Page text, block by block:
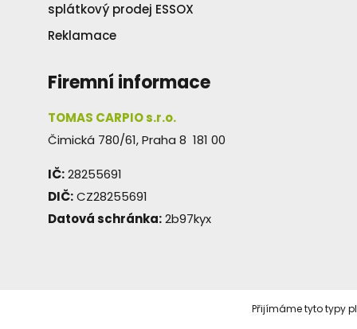
splátkový prodej ESSOX
Reklamace
Firemní informace
TOMAS CARPIO s.r.o.
Čimická 780/61, Praha 8 181 00
IČ:28255691
DIČ:CZ28255691
Datová schránka:2b97kyx
Přijímáme tyto typy